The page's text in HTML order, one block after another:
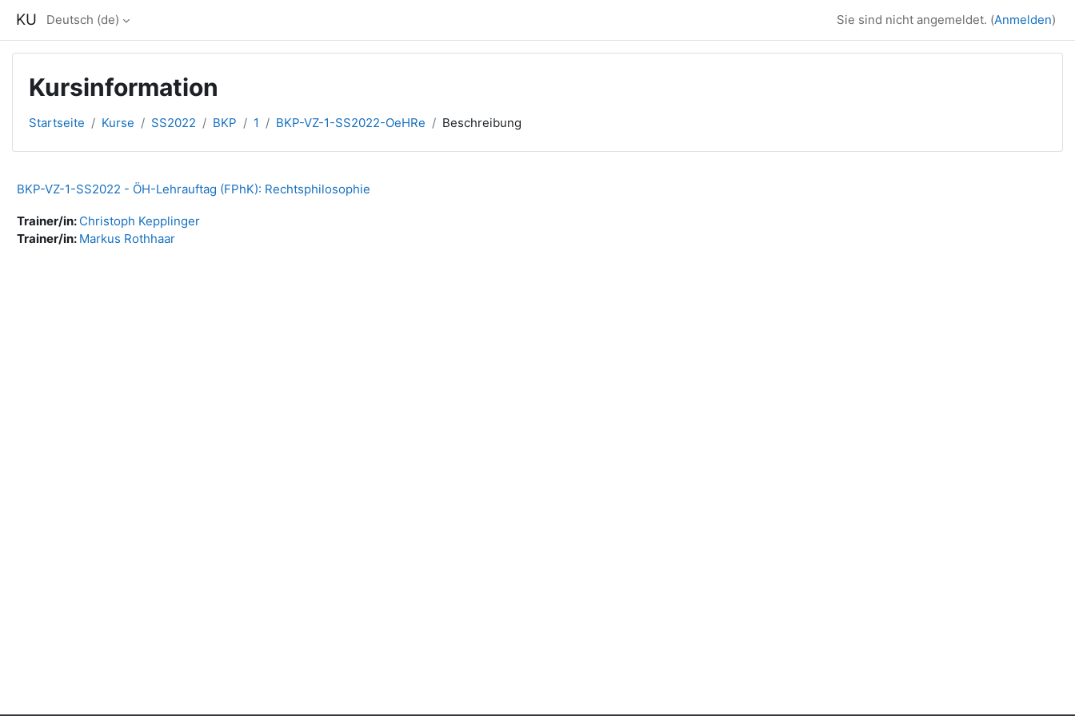
KU Deutsch ‎(de)‎ Sie sind nicht angemeldet. (Anmelden)
Kursinformation
Startseite Kurse SS2022 BKP 1 BKP-VZ-1-SS2022-OeHRe Beschreibung
BKP-VZ-1-SS2022 - ÖH-Lehrauftag (FPhK): Rechtsphilosophie
Trainer/in: Christoph Kepplinger
Trainer/in: Markus Rothhaar